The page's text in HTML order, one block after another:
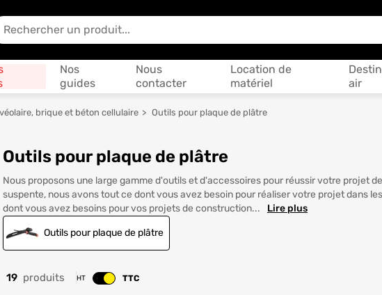
quoi puis-je vous aider ?
Nos
guides
Nous
contacter
Location de
matériel
air
brique et béton cellulaire Outils pour plaque de plâtre
Outils pour plaque de plâtre
Nous proposons une large gamme d'outils et d'accessoires pour réussir votre projet
suspente, nous avons tout ce dont vous avez besoin pour réaliser votre projet dans
dont vous avez besoins pour vos projets de construction...
Lire plus
Outils pour plaque de plâtre
19 produits HT Changer le prix
TTC